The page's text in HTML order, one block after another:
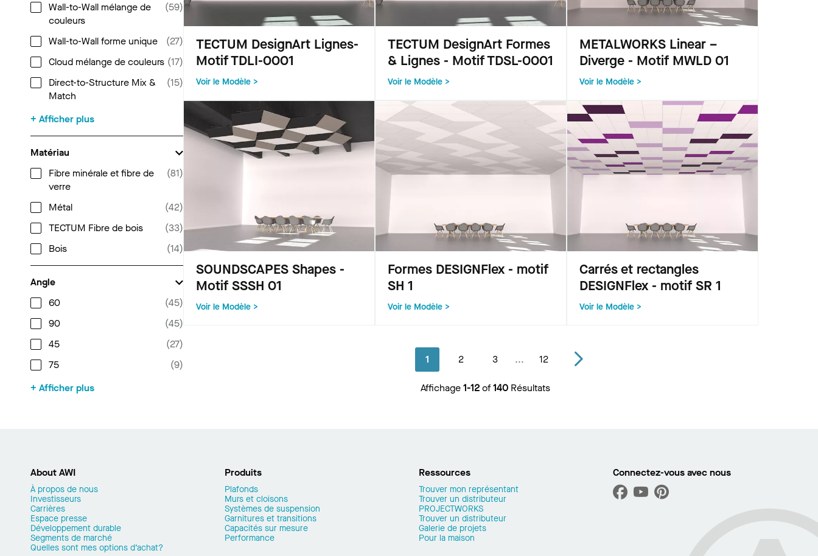
Wall-to-Wall mélange de
couleurs
(59)
Wall-to-Wall forme unique (27)
Cloud mélange de couleurs (17)
Direct-to-Structure Mix &
Match
(15)
+ Afficher plus
Matériau
Fibre minérale et fibre de
verre
(81)
Métal (42)
TECTUM Fibre de bois
(33)
Bois
(14)
Angle
60
(45)
90
(45)
45
(27)
75
(9)
+ Afficher plus
TECTUM DesignArt Lignes-
Motif TDLI-0001
Voir le Modèle >
TECTUM DesignArt Formes
& Lignes - Motif TDSL-0001
Voir le Modèle >
METALWORKS Linear –
Diverge - Motif MWLD 01
Voir le Modèle >
SOUNDSCAPES Shapes -
Motif SSSH 01
Voir le Modèle >
Formes DESIGNFlex - motif
SH 1
Voir le Modèle >
Carrés et rectangles
DESIGNFlex - motif SR 1
Voir le Modèle >
1 2 3 ... 12
Affichage1-12of140 Résultats
About AWI
À propos de nous
Investisseurs
Carrières
Espace presse
Développement durable
Segments de marché
Quelles sont mes options d’achat?
Produits
Plafonds
Murs et cloisons
Systèmes de suspension
Garnitures et transitions
Capacités sur mesure
Performance
Ressources
Trouver mon représentant
Trouver un distributeur
PROJECTWORKS
Trouver un distributeur
Galerie de projets
Pour la maison
Connectez-vous avec nous